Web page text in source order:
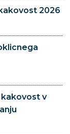
2026
v